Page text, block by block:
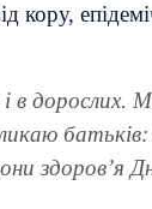
кору,
і в
здоров’я